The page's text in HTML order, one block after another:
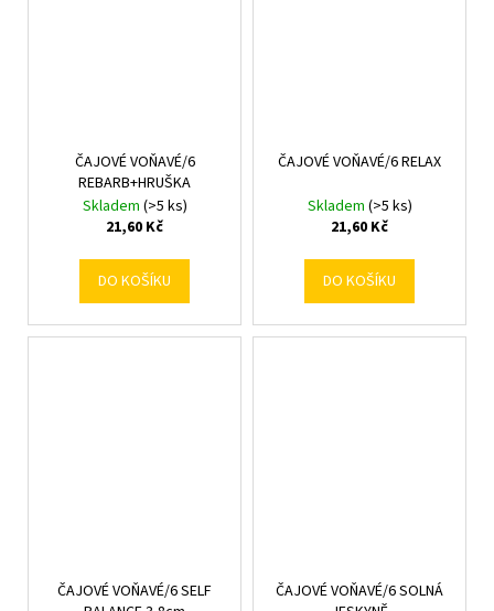
ČAJOVÉ VOŇAVÉ/6
REBARB+HRUŠKA
Skladem (>5 ks)
21,60 Kč
DO KOŠÍKU
ČAJOVÉ VOŇAVÉ/6 RELAX
Skladem (>5 ks)
21,60 Kč
DO KOŠÍKU
ČAJOVÉ VOŇAVÉ/6 SELF
ČAJOVÉ VOŇAVÉ/6 SOLNÁ